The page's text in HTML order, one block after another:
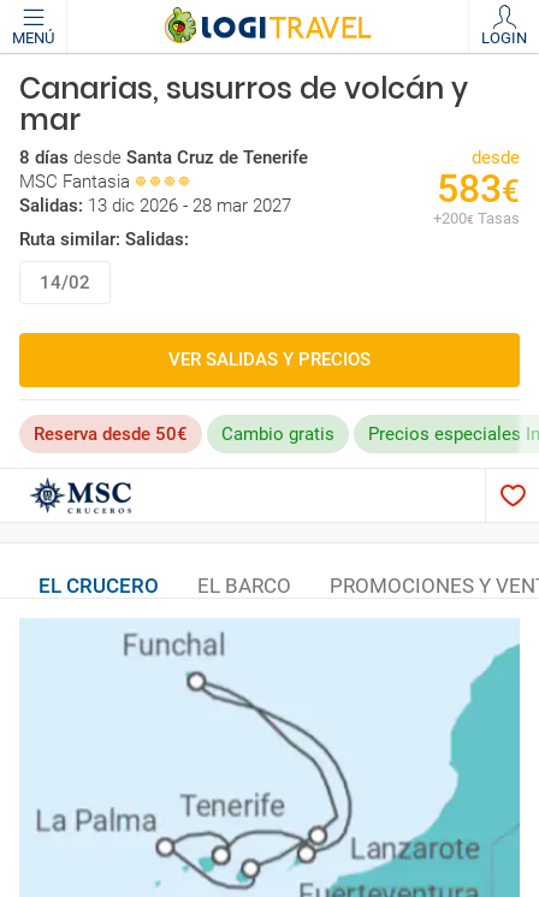
MENÚ LOGIN
Canarias, susurros de volcán y
mar
8 días desde Santa Cruz de Tenerife
MSC Fantasia
Salidas: 13 dic 2026 - 28 mar 2027
Ruta similar: Salidas:
desde
583€
+200€ Tasas
14/02
VER SALIDAS Y PRECIOS
Reserva desde 50€ Cambio gratis Precios especiales
EL CRUCERO EL BARCO PROMOCIONES Y